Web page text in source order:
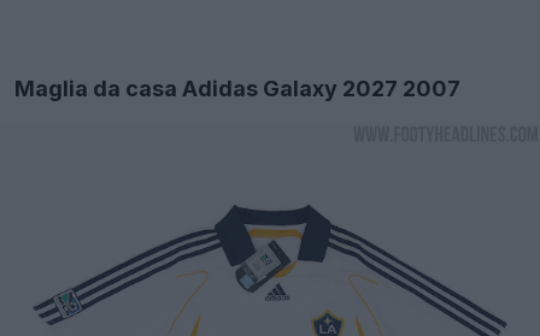
Maglia da casa Adidas Galaxy 2027 2007